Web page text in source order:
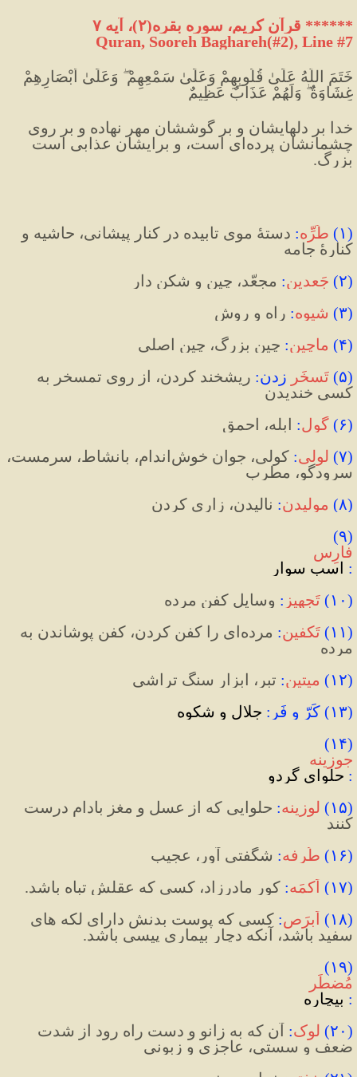
****** قرآن کریم، سوره بقره(۲)، آیه ۷
Quran, Sooreh Baghareh(#2), Line #7
غِشَاوَةٌ ۖ وَلَهُمْ عَذَابٌ عَظِيمٌ
بزرگ.
(۱) طُرِّه:
کنارۀ جامه
(۲) جَعدین: مجعّد، چین و شکن دار
(۳) شیوه: راه و روش
(۴) ماچین: چین بزرگ، چین اصلی
(۵) تَسخَر زدن:
کسی خندیدن
(۶) گول: ابله، احمق
(۷) لولی:
سرودگو، مطرب
(۸) مولیدن: نالیدن، زاری کردن
(۹)
فارِس
: اسب سوار
(۱۰) تَجهیز : وسایل کفن مرده
(۱۱) تَکفین:
مرده
(۱۲) میتین: تبر، ابزار سنگ تراشی
(۱۳) کَرّ و فَر:
جلال و شکوه
(۱۴)
جوزینه
: حلوای گردو
(۱۵) لوزینه:
کنند
(۱۶) طُرفه: شگفتی آور، عجیب
(۱۷) اَکمَه: کور مادرزاد، کسی که عقلش تباه باشد.
(۱۸) اَبرَص:
سفید باشد، آنکه دچار بیماری پیسی باشد.
(۱۹)
مُضطَر
: بیچاره
(۲۰) لوک:
ضعف و سستی، عاجزی و زبونی